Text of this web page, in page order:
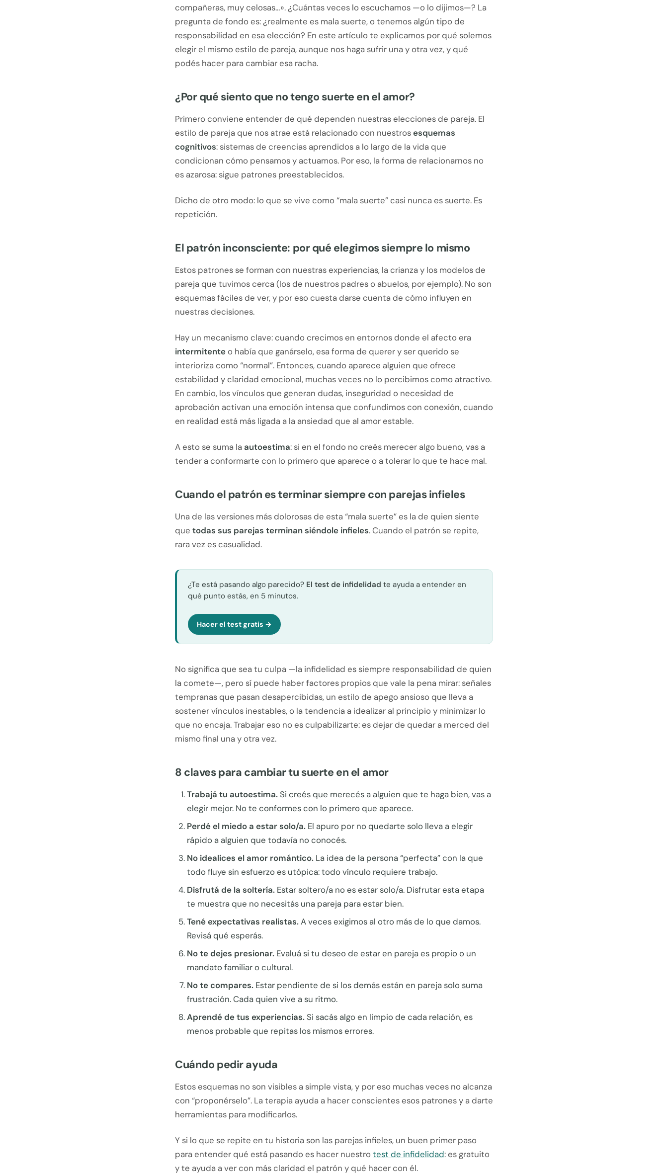
compañeras, muy celosas…». ¿Cuántas veces lo escuchamos —o lo dijimos—? La
pregunta de fondo es: ¿realmente es mala suerte, o tenemos algún tipo de
responsabilidad en esa elección? En este artículo te explicamos por qué solemos
elegir el mismo estilo de pareja, aunque nos haga sufrir una y otra vez, y qué
podés hacer para cambiar esa racha.
¿Por qué siento que no tengo suerte en el amor?
Primero conviene entender de qué dependen nuestras elecciones de pareja. El
estilo de pareja que nos atrae está relacionado con nuestrosesquemas
cognitivos: sistemas de creencias aprendidos a lo largo de la vida que
condicionan cómo pensamos y actuamos. Por eso, la forma de relacionarnos no
es azarosa: sigue patrones preestablecidos.
Dicho de otro modo: lo que se vive como “mala suerte” casi nunca es suerte. Es
repetición.
El patrón inconsciente: por qué elegimos siempre lo mismo
Estos patrones se forman con nuestras experiencias, la crianza y los modelos de
pareja que tuvimos cerca (los de nuestros padres o abuelos, por ejemplo). No son
esquemas fáciles de ver, y por eso cuesta darse cuenta de cómo influyen en
nuestras decisiones.
Hay un mecanismo clave: cuando crecimos en entornos donde el afecto era
intermitenteo había que ganárselo, esa forma de querer y ser querido se
interioriza como “normal”. Entonces, cuando aparece alguien que ofrece
estabilidad y claridad emocional, muchas veces no lo percibimos como atractivo.
En cambio, los vínculos que generan dudas, inseguridad o necesidad de
aprobación activan una emoción intensa que confundimos con conexión, cuando
en realidad está más ligada a la ansiedad que al amor estable.
A esto se suma la autoestima: si en el fondo no creés merecer algo bueno, vas a
tender a conformarte con lo primero que aparece o a tolerar lo que te hace mal.
Cuando el patrón es terminar siempre con parejas infieles
Una de las versiones más dolorosas de esta “mala suerte” es la de quien siente
que todas sus parejas terminan siéndole infieles. Cuando el patrón se repite,
rara vez es casualidad.
¿Te está pasando algo parecido? El test de infidelidad te ayuda a entender en
qué punto estás, en 5 minutos.
Hacer el test gratis →
No significa que sea tu culpa —la infidelidad es siempre responsabilidad de quien
la comete—, pero sí puede haber factores propios que vale la pena mirar: señales
tempranas que pasan desapercibidas, un estilo de apego ansioso que lleva a
sostener vínculos inestables, o la tendencia a idealizar al principio y minimizar lo
que no encaja. Trabajar eso no es culpabilizarte: es dejar de quedar a merced del
mismo final una y otra vez.
8 claves para cambiar tu suerte en el amor
Trabajá tu autoestima. Si creés que merecés a alguien que te haga bien, vas a
elegir mejor. No te conformes con lo primero que aparece.
Perdé el miedo a estar solo/a. El apuro por no quedarte solo lleva a elegir
rápido a alguien que todavía no conocés.
No idealices el amor romántico. La idea de la persona “perfecta” con la que
todo fluye sin esfuerzo es utópica: todo vínculo requiere trabajo.
Disfrutá de la soltería. Estar soltero/a no es estar solo/a. Disfrutar esta etapa
te muestra que no necesitás una pareja para estar bien.
Tené expectativas realistas.A veces exigimos al otro más de lo que damos.
Revisá qué esperás.
No te dejes presionar. Evaluá si tu deseo de estar en pareja es propio o un
mandato familiar o cultural.
No te compares. Estar pendiente de si los demás están en pareja solo suma
frustración. Cada quien vive a su ritmo.
Aprendé de tus experiencias. Si sacás algo en limpio de cada relación, es
menos probable que repitas los mismos errores.
Cuándo pedir ayuda
Estos esquemas no son visibles a simple vista, y por eso muchas veces no alcanza
con “proponérselo”. La terapia ayuda a hacer conscientes esos patrones y a darte
herramientas para modificarlos.
Y si lo que se repite en tu historia son las parejas infieles, un buen primer paso
para entender qué está pasando es hacer nuestro test de infidelidad: es gratuito
y te ayuda a ver con más claridad el patrón y qué hacer con él.